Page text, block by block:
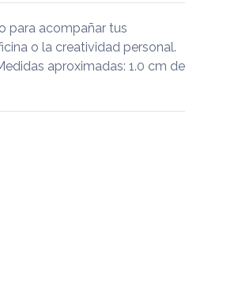
para acompañar tus
o la creatividad personal.
aproximadas: 1.0 cm de